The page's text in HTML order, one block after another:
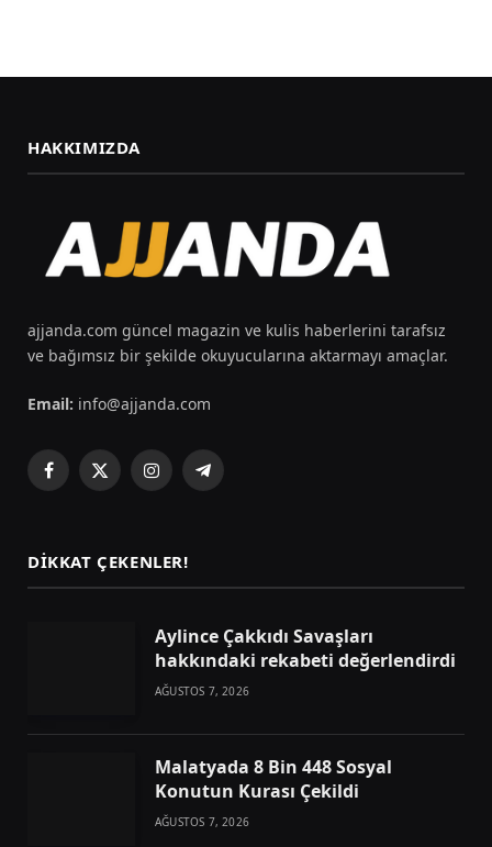
HAKKIMIZDA
ajjanda.com güncel magazin ve kulis haberlerini tarafsız
ve bağımsız bir şekilde okuyucularına aktarmayı amaçlar.
Email: info@ajjanda.com
Facebook
X
InstagramTelegram
DIKKAT ÇEKENLER!
Aylince Çakkıdı Savaşları
hakkındaki rekabeti değerlendirdi
AĞUSTOS 7, 2026
Malatyada 8 Bin 448 Sosyal
Konutun Kurası Çekildi
AĞUSTOS 7, 2026